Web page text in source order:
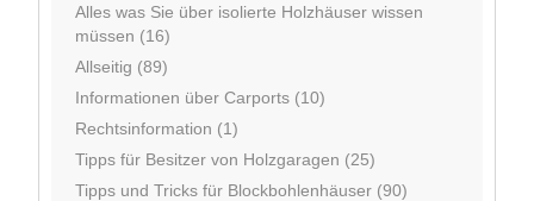
Alles was Sie über isolierte Holzhäuser wissen
müssen (16)
Allseitig (89)
Informationen über Carports (10)
Rechtsinformation (1)
Tipps für Besitzer von Holzgaragen (25)
Tipps und Tricks für Blockbohlenhäuser (90)